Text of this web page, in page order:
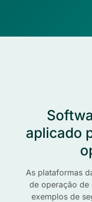
aplicado
As plataformas
de operação de
exemplos de